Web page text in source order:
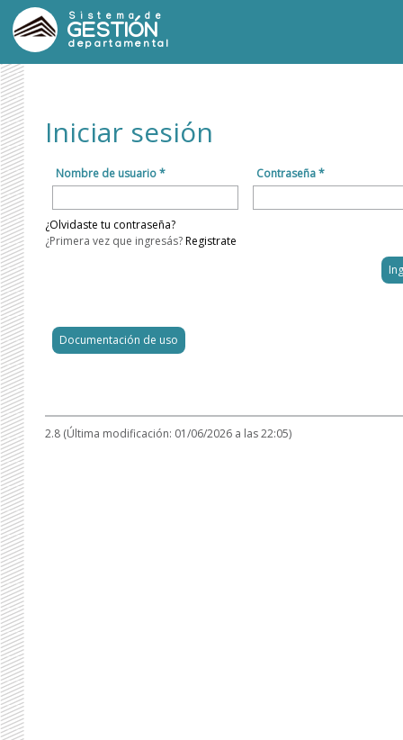
Sistema de
GESTIÓN
departamental
Iniciar sesión
Nombre de usuario * Contraseña *
¿Olvidaste tu contraseña?
¿Primera vez que ingresás?Registrate
Documentación de uso
2.8 (Última modificación: 01/06/2026 a las 22:05)